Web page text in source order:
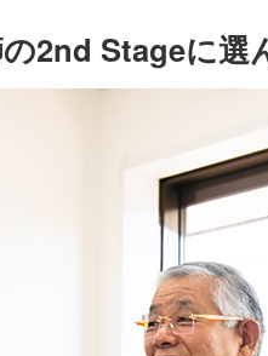
2nd Stageに選